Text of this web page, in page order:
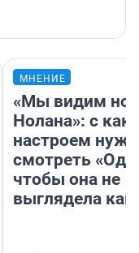
МНЕНИЕ
«Мы видим
Нолана»: с
настроем
смотреть
чтобы она не
выглядела как